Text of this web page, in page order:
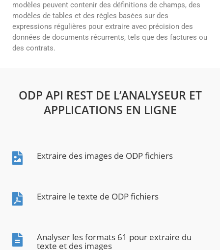
modèles peuvent contenir des définitions de champs, des
modèles de tables et des règles basées sur des
expressions régulières pour extraire avec précision des
données de documents récurrents, tels que des factures ou
des contrats.
ODP API REST DE L’ANALYSEUR ET
APPLICATIONS EN LIGNE
Extraire des images de ODP fichiers
Extraire le texte de ODP fichiers
Analyser les formats 61 pour extraire du
texte et des images